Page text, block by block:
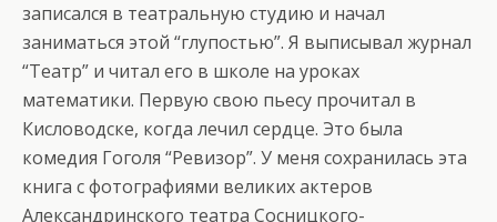
записался в театральную студию и начал
заниматься этой “глупостью”. Я выписывал журнал
“Театр” и читал его в школе на уроках
математики. Первую свою пьесу прочитал в
Кисловодске, когда лечил сердце. Это была
комедия Гоголя “Ревизор”. У меня сохранилась эта
книга с фотографиями великих актеров
Александринского театра Сосницкого-